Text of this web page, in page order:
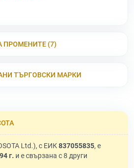
ПРОМЕНИТЕ (7)
ТЪРГОВСКИ МАРКИ
Ltd.), с ЕИК837055835, е
г. и е свързана с 8 други